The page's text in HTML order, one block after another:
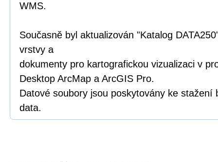
WMS.
Současně byl aktualizován "Katalog
vrstvy a
dokumenty pro kartografickou vizualizaci v
Desktop ArcMap a ArcGIS Pro.
Datové soubory jsou poskytovány ke stažení
data.